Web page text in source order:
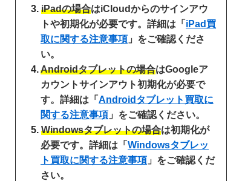
iPadの場合はiCloudからのサインアウ
トや初期化が必要です。詳細は「 iPad買
取に関する注意事項 」をご確認くださ
い。
Androidタブレットの場合はGoogleア
カウントサインアウト初期化が必要で
す。詳細は「 Androidタブレット買取に
関する注意事項 」をご確認ください。
Windowsタブレットの場合は初期化が
必要です。詳細は「 Windowsタブレッ
ト買取に関する注意事項 」をご確認くだ
さい。